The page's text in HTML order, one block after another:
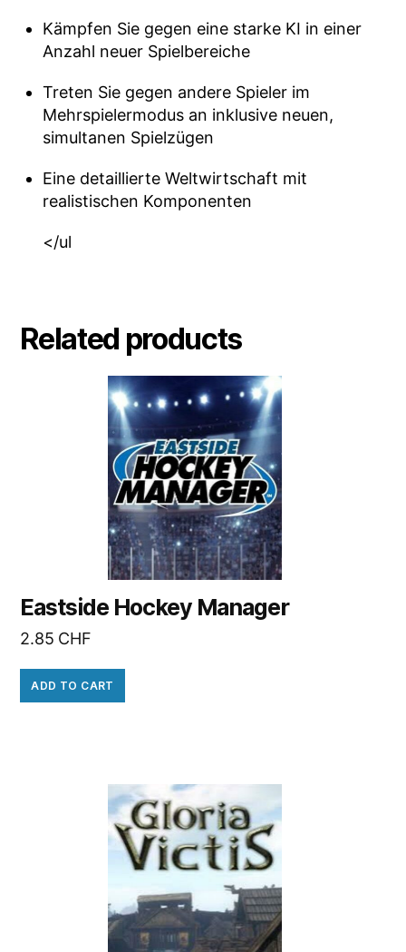
Kämpfen Sie gegen eine starke KI in einer
Anzahl neuer Spielbereiche
Treten Sie gegen andere Spieler im
Mehrspielermodus an inklusive neuen,
simultanen Spielzügen
Eine detaillierte Weltwirtschaft mit
realistischen Komponenten
</ul
Related products
Eastside Hockey Manager
2.85 CHF
ADD TO CART